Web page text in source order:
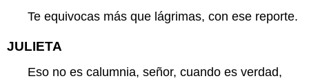
Te equivocas más que lágrimas, con ese reporte.
JULIETA
Eso no es calumnia, señor, cuando es verdad,